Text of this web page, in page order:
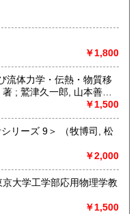
大分県 300円
300円
る所がございましたら、
】
お問い合わせ】は、現
いたします。
トロ丸ノ内線
在の場合がございます
￥1,800
流体力学・伝熱・物質移
￥1,500
＞ （牧博司, 松
￥2,000
￥1,500